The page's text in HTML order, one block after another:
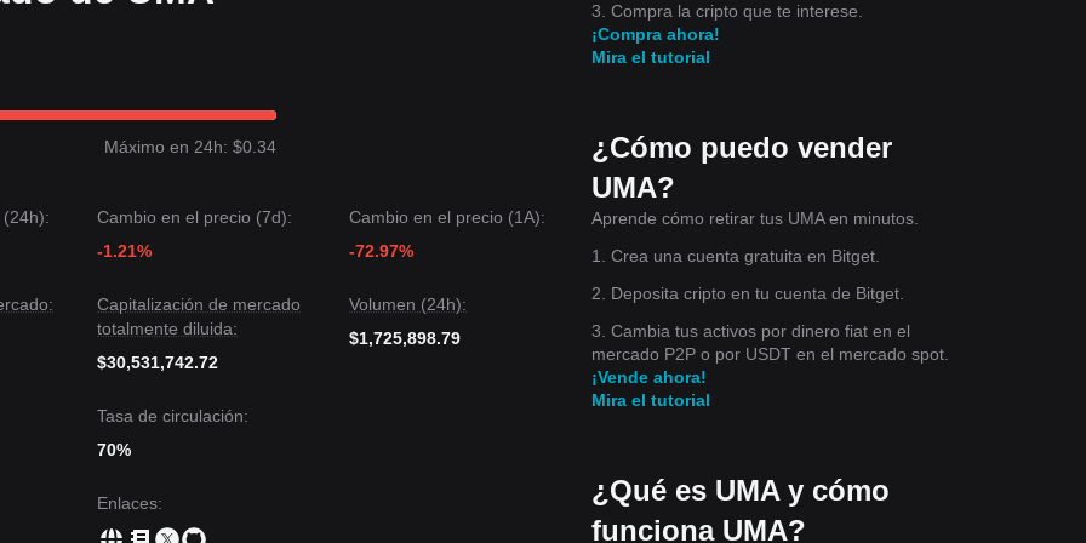
del soporte macro
intacto.
una estructura de preciosacotada en un rango estrecho
objetivo es$0.363
atraviesa un periodo de acumulación o de descubrimiento de
de corto plazo son lentas, mantener el nivel de soporte clave
de mediano plazo siga siendo válido.
Máximo en 24h: $0.34
Cambio en el precio (7d):
-1.21%
Cambio en el precio (1A):
-72.97%
Capitalización de mercado
totalmente diluida:
$30,531,742.72
Volumen (24h):
$1,725,898.79
Tasa de circulación:
70%
Enlaces:
3. Compra la cripto que te interese.
¡Compra ahora!
Mira el tutorial
¿Cómo puedo vender
UMA?
Aprende cómo retirar tus UMA en minutos.
1. Crea una cuenta gratuita en Bitget.
2. Deposita cripto en tu cuenta de Bitget.
3. Cambia tus activos por dinero fiat en el
mercado P2P o por USDT en el mercado spot.
¡Vende ahora!
Mira el tutorial
¿Qué es UMA y cómo
funciona UMA?